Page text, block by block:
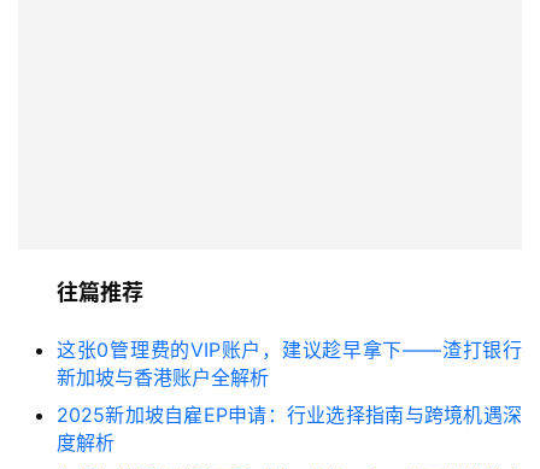
往篇推荐
这张0管理费的VIP账户，建议趁早拿下——渣打银行
新加坡与香港账户全解析
2025新加坡自雇EP申请：行业选择指南与跨境机遇深
度解析